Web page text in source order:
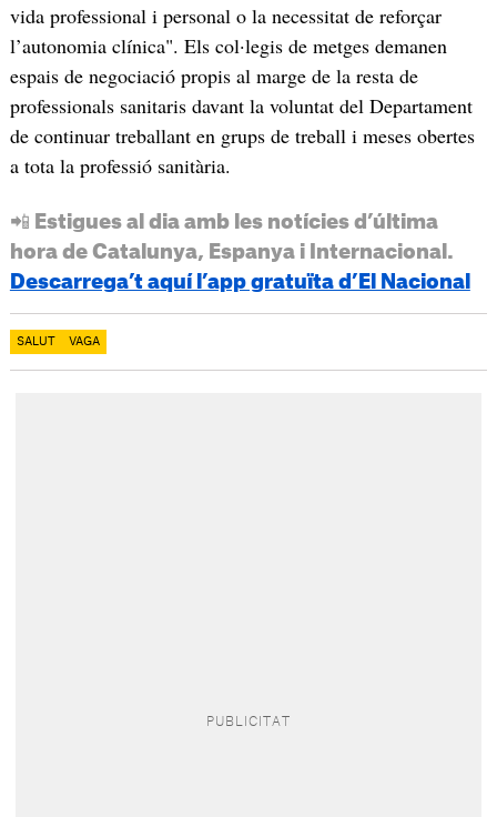
vida professional i personal o la necessitat de reforçar
l’autonomia clínica". Els col·legis de metges demanen
espais de negociació propis al marge de la resta de
professionals sanitaris davant la voluntat del Departament
de continuar treballant en grups de treball i meses obertes
a tota la professió sanitària.
📲 Estigues al dia amb les notícies d’última
hora de Catalunya, Espanya i Internacional.
Descarrega’t aquí l’app gratuïta d’El Nacional
SALUT VAGA